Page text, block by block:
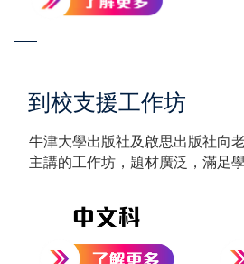
到校支援工作坊
牛津大學出版社及啟思出版社向
主講的工作坊，題材廣泛，滿足